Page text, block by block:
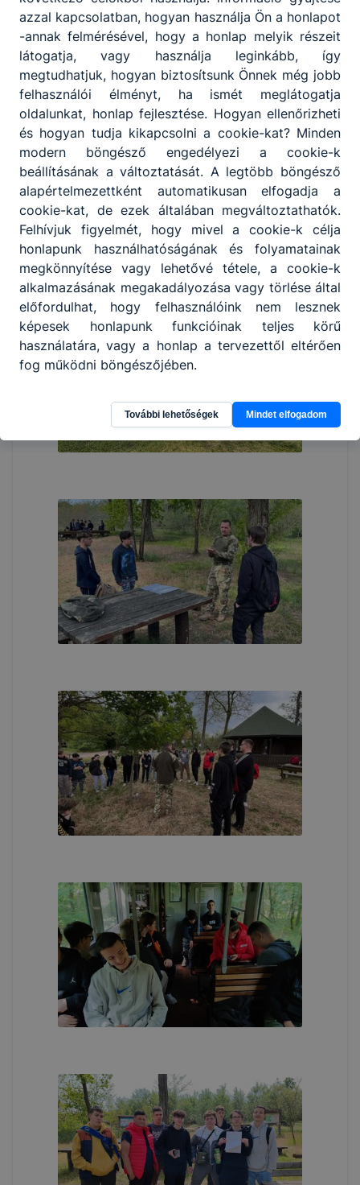
azzal kapcsolatban, hogyan használja Ön a honlapot
-annak felmérésével, hogy a honlap melyik részeit
látogatja, vagy használja leginkább, így
megtudhatjuk, hogyan biztosítsunk Önnek még jobb
felhasználói élményt, ha ismét meglátogatja
oldalunkat, honlap fejlesztése. Hogyan ellenőrizheti
és hogyan tudja kikapcsolni a cookie-kat? Minden
modern böngésző engedélyezi a cookie-k
beállításának a változtatását. A legtöbb böngésző
alapértelmezettként automatikusan elfogadja a
cookie-kat, de ezek általában megváltoztathatók.
Felhívjuk figyelmét, hogy mivel a cookie-k célja
honlapunk használhatóságának és folyamatainak
megkönnyítése vagy lehetővé tétele, a cookie-k
alkalmazásának megakadályozása vagy törlése által
előfordulhat, hogy felhasználóink nem lesznek
képesek honlapunk funkcióinak teljes körű
használatára, vagy a honlap a tervezettől eltérően
fog működni böngészőjében.
További lehetőségek Mindet elfogadom